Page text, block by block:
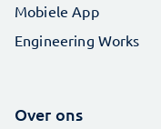
Mobiele App
Engineering Works
Over ons